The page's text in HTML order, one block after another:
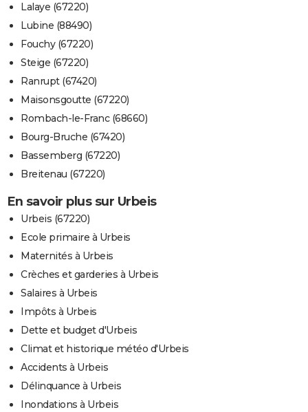
Lalaye (67220)
Lubine (88490)
Fouchy (67220)
Steige (67220)
Ranrupt (67420)
Maisonsgoutte (67220)
Rombach-le-Franc (68660)
Bourg-Bruche (67420)
Bassemberg (67220)
Breitenau (67220)
En savoir plus sur Urbeis
Urbeis (67220)
Ecole primaire à Urbeis
Maternités à Urbeis
Crèches et garderies à Urbeis
Salaires à Urbeis
Impôts à Urbeis
Dette et budget d'Urbeis
Climat et historique météo d'Urbeis
Accidents à Urbeis
Délinquance à Urbeis
Inondations à Urbeis